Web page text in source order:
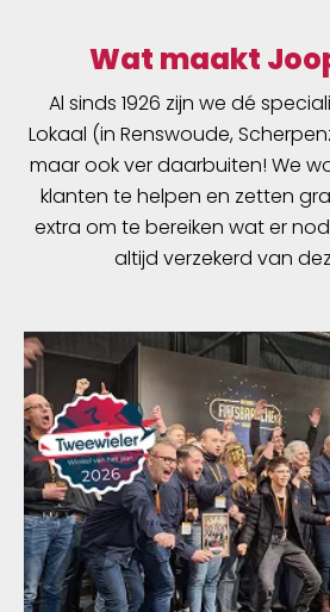
Wat maakt
Al sinds 1926 zijn we dé
Lokaal (in Renswoude,
maar ook ver daarbuiten! We
klanten te helpen en zetten
extra om te bereiken wat er
altijd verzekerd van